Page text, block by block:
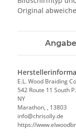
Original
E.L. Wood Braiding
542 Route 11 South
NY
Marathon, , 13803
info@chrisolly.de
https://